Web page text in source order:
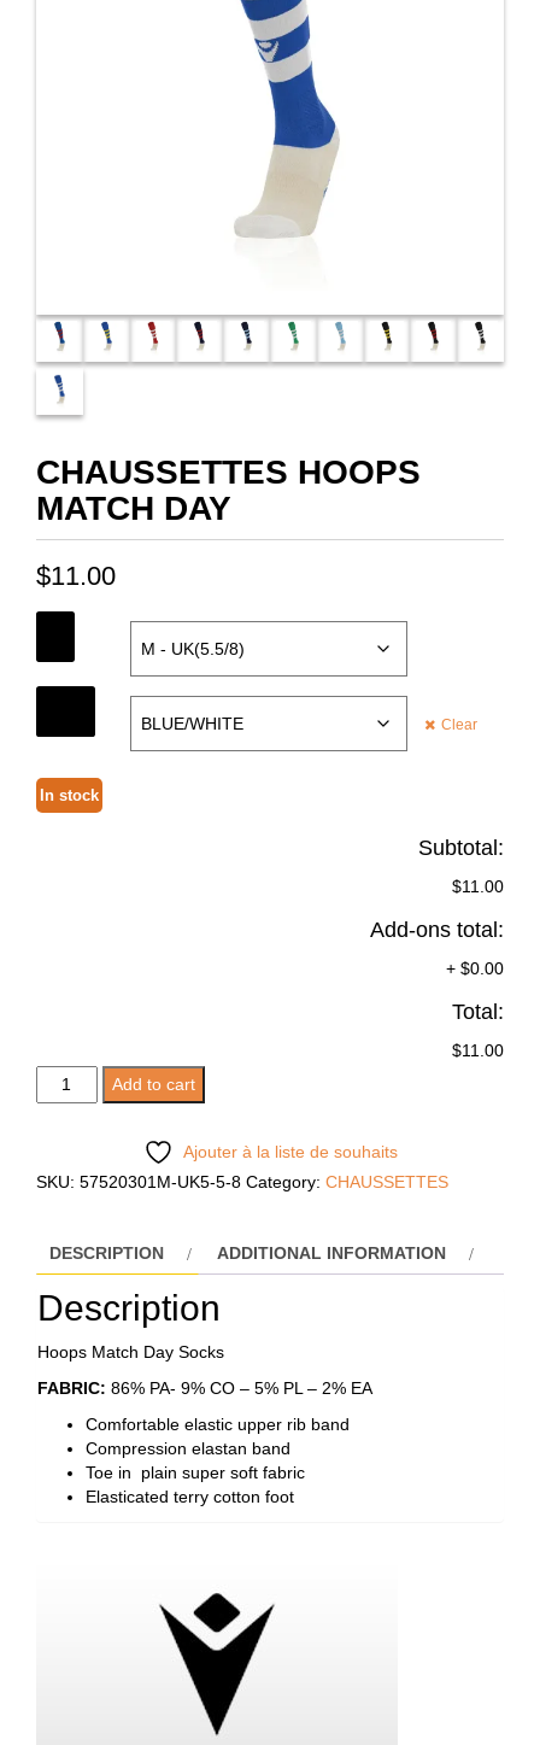
CHAUSSETTES HOOPS
MATCH DAY
$11.00
Clear
In stock
Subtotal:
$11.00
Add-ons total:
+ $0.00
Total:
$11.00
CHAUSSETTES
HOOPS
Add to cart
Ajouter à la liste de souhaits
SKU: 57520301M-UK5-5-8 Category: CHAUSSETTES
DESCRIPTION ADDITIONAL INFORMATION
Description
Hoops Match Day Socks
FABRIC: 86% PA- 9% CO – 5% PL – 2% EA
Comfortable elastic upper rib band
Compression elastan band
Toe in plain super soft fabric
Elasticated terry cotton foot